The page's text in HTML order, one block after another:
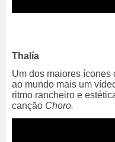
Thalía
Um dos maiores ícones
ao mundo mais um
ritmo rancheiro e
canção Choro.